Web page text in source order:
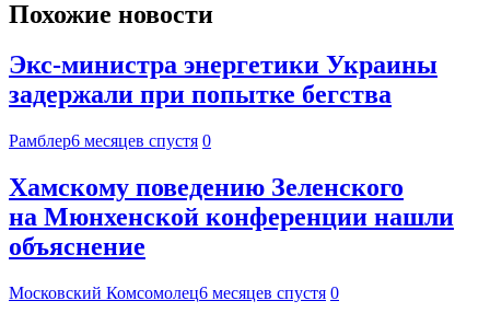
Похожие новости
Экс-министра энергетики Украины
задержали при попытке бегства
Рамблер6 месяцев спустя 0
Хамскому поведению Зеленского
на Мюнхенской конференции нашли
объяснение
Московский Комсомолец6 месяцев спустя 0